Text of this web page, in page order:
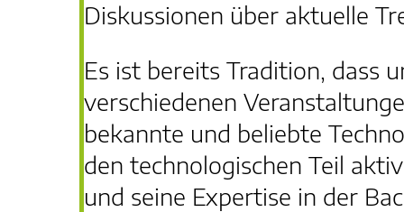
Diskussionen über aktuelle
Es ist bereits Tradition, dass
verschiedenen
bekannte und beliebte
den technologischen Teil
und seine Expertise in der